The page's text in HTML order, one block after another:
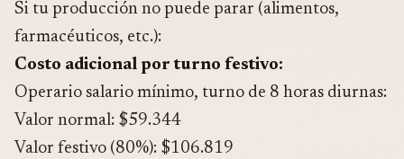
Si tu producción no puede parar (alimentos,
farmacéuticos, etc.):
Costo adicional por turno festivo:
Operario salario mínimo, turno de 8 horas diurnas:
Valor normal: $59.344
Valor festivo (80%): $106.819